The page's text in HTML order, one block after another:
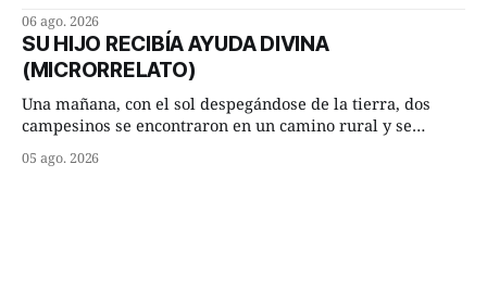
Dime, hombre sabio, ¿qué es el amor según tú? Su
consejero, que era muy prudente y astuto le respondió de
inmediato:
06 ago. 2026
SU HIJO RECIBÍA AYUDA DIVINA
(MICRORRELATO)
Una mañana, con el sol despegándose de la tierra, dos
campesinos se encontraron en un camino rural y se
remolachas, Manuel? —quiso saber uno. —Eso acabo de
05 ago. 2026